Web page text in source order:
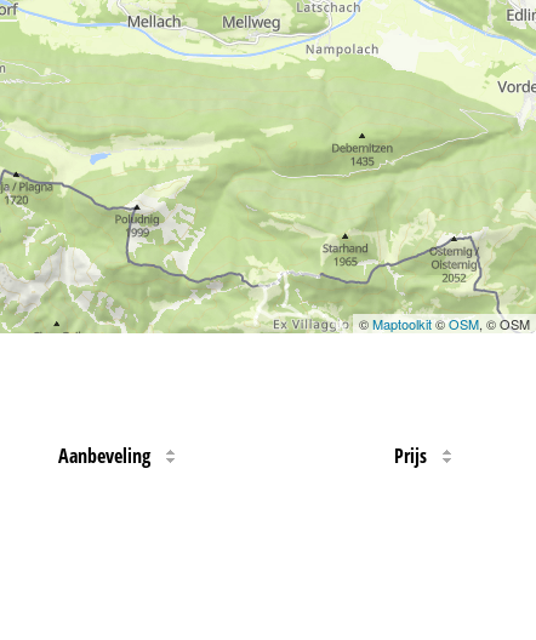
©Maptoolkit©OSM, © OSM
Aanbeveling Prijs